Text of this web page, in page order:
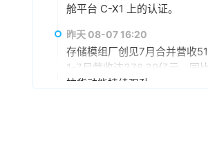
舱平台 C-X1 上的认证。
昨天 08-07 16:20
存储模组厂创见7月合并营收
1-7月营收达376.39亿元，同
拉货动能持续强劲。